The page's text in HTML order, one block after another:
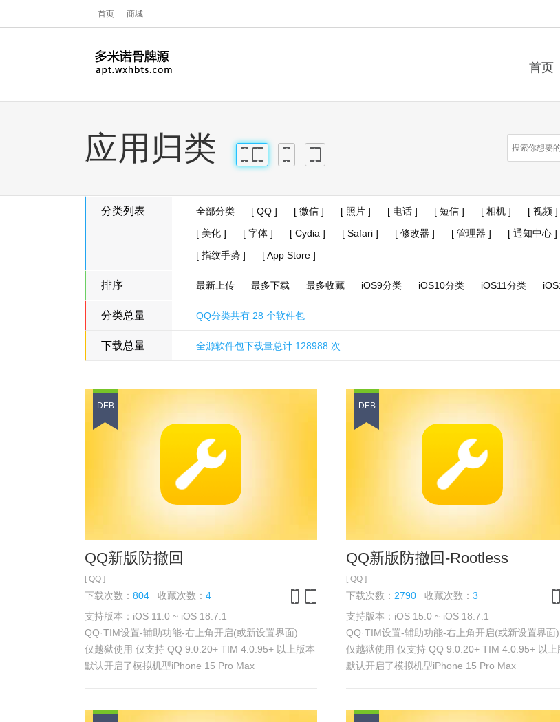
首页 商城
首页
应用归类
分类列表 全部分类 [ QQ ] [ 微信 ] [ 照片 ] [ 电话 ] [ 短信 ] [ 相机 ] [ 视频 ]
[ 美化 ]
[ 字体 ] [ Cydia ] [ Safari ] [ 修改器 ] [ 管理器 ] [ 通知中心 ]
[ 指纹手势 ]
[ App Store ]
排序 最新上传 最多下载 最多收藏 iOS9分类 iOS10分类 iOS11分类
分类总量 QQ分类共有 28 个软件包
下载总量 全源软件包下载量总计 128988 次
DEB
QQ新版防撤回
[ QQ ]
下载次数： 804 收藏次数：4
支持版本：iOS 11.0 ~ iOS 18.7.1
QQ·TIM设置-辅助功能-右上角开启(或新设置界面)
仅越狱使用 仅支持 QQ 9.0.20+ TIM 4.0.95+ 以上版本
默认开启了模拟机型iPhone 15 Pro Max
DEB
QQ新版防撤回-Rootless
[ QQ ]
下载次数： 2790 收藏次数：3
支持版本：iOS 15.0 ~ iOS 18.7.1
QQ·TIM设置-辅助功能-右上角开启(或新设置界面)
仅越狱使用 仅支持 QQ 9.0.20+ TIM 4.0.95+ 以上
默认开启了模拟机型iPhone 15 Pro Max